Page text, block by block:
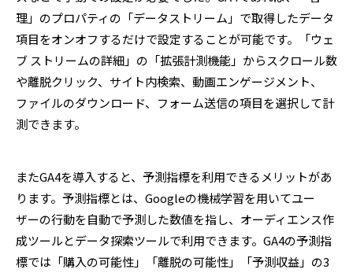
理」のプロパティの「データストリーム」で取得したデータ
項目をオンオフするだけで設定することが可能です。「ウェ
ブ ストリームの詳細」の「拡張計測機能」からスクロール数
や離脱クリック、サイト内検索、動画エンゲージメント、
ファイルのダウンロード、フォーム送信の項目を選択して計
測できます。
またGA4を導入すると、予測指標を利用できるメリットがあ
ります。予測指標とは、Googleの機械学習を用いてユー
ザーの行動を自動で予測した数値を指し、オーディエンス作
成ツールとデータ探索ツールで利用できます。GA4の予測指
標では「購入の可能性」「離脱の可能性」「予測収益」の3